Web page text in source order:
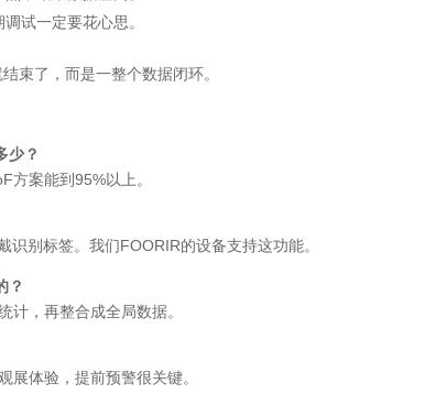
试一定要花心思。
束了，而是一整个数据闭环。
少？
方案能到95%以上。
别标签。我们FOORIR的设备支持这功能。
？
计，再整合成全局数据。
展体验，提前预警很关键。